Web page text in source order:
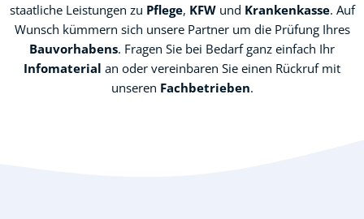
staatliche Leistungen zu Pflege, KFWund Krankenkasse. Auf
Wunsch kümmern sich unsere Partner um die Prüfung Ihres
Bauvorhabens. Fragen Sie bei Bedarf ganz einfach Ihr
Infomaterial an oder vereinbaren Sie einen Rückruf mit
unseren Fachbetrieben.